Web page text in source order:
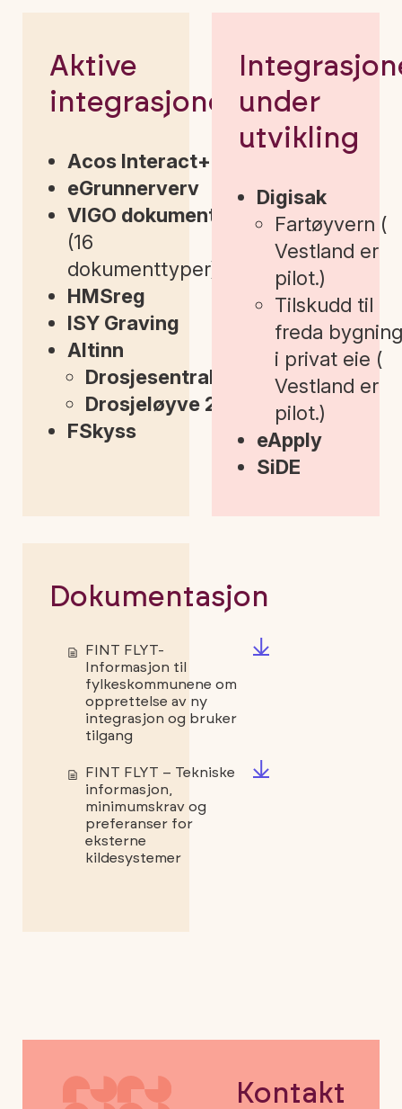
Aktive
integrasjoner
Acos Interact+
eGrunnerverv
VIGO dokumenter
(16
dokumenttyper)
HMSreg
ISY Graving
Altinn
Drosjesentral
Drosjeløyve 2.0
FSkyss
under
utvikling
Digisak
Fartøyvern (
Vestland er
pilot.)
Tilskudd til
freda
i privat eie (
Vestland er
pilot.)
eApply
SiDE
Dokumentasjon
FINT FLYT-
Informasjon til
fylkeskommunene om
opprettelse av ny
integrasjon og bruker
tilgang
FINT FLYT – Tekniske
informasjon,
minimumskrav og
preferanser for
eksterne
kildesystemer
Kontakt